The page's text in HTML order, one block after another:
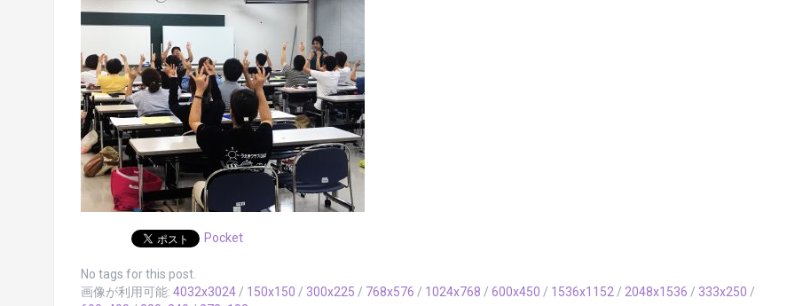
Pocket
No tags for this post.
画像が利用可能: 4032x3024/ 150x150 / 300x225 / 768x576 / 1024x768 / 600x450 / 1536x1152 / 2048x1536 / 333x250 /